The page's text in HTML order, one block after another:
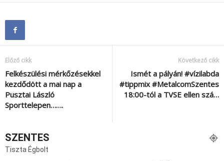
Előző cikk
Felkészülési mérkőzésekkel
kezdődött a mai nap a
Pusztai László
Sporttelepen…….
Következő cikk
Ismét a pályán! #vízilabda
#tippmix #MetalcomSzentes
18:00-tól a TVSE ellen szá…
SZENTES
Tiszta Égbolt